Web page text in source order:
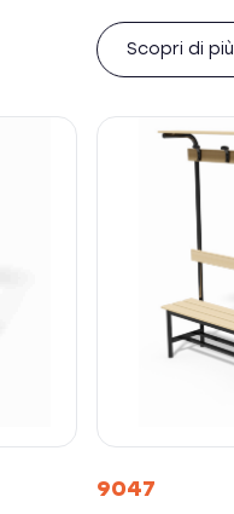
Scopri di più
9047